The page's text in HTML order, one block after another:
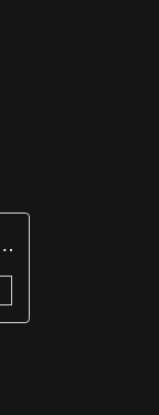
NERVO - Is Someone Looking for Me (feat. Ace Paloma) [Official Music Video]